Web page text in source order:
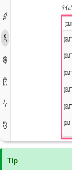
Tip